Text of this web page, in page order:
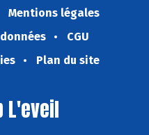
Mentions légales
CGU
Plan du site
L'eveil